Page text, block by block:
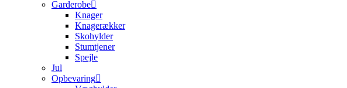
Garderobe
Knager
Knagerækker
Skohylder
Stumtjener
Spejle
Jul
Opbevaring